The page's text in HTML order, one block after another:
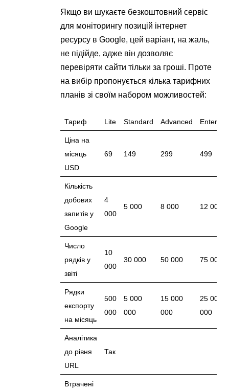
Якщо ви шукаєте безкоштовний сервіс
для моніторингу позицій інтернет
ресурсу в Google, цей варіант, на жаль,
не підійде, адже він дозволяє
перевіряти сайти тільки за гроші. Проте
на вибір пропонується кілька тарифних
планів зі своїм набором можливостей:
Тариф Lite Standard Advanced
Ціна на
місяць
USD
69 149 299 499
Кількість
добових
запитів у
Google
4
000
5 000 8 000 12 000
Число
рядків у
звіті
10
000
30 000 50 000 75 000
Рядки
експорту
на місяць
500
000
5 000
000
15 000
000
25 000
000
Аналітика
до рівня
URL
Так
Втрачені